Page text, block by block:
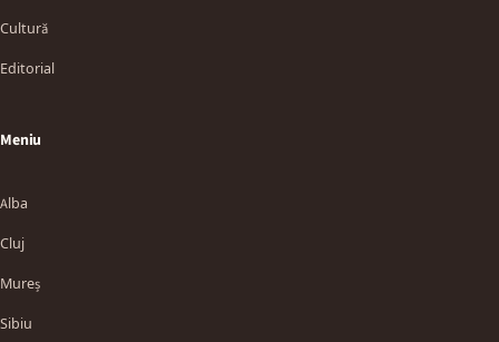
Cultură
Editorial
Meniu
Alba
Cluj
Mureș
Sibiu